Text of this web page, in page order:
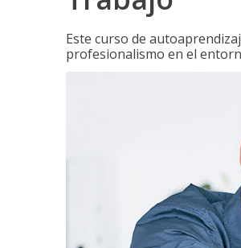
Este curso de
profesionalismo en el